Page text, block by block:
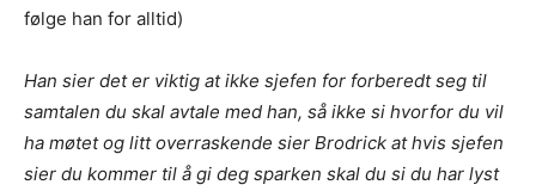
følge han for alltid)
Han sier det er viktig at ikke sjefen for forberedt seg til
samtalen du skal avtale med han, så ikke si hvorfor du vil
ha møtet og litt overraskende sier Brodrick at hvis sjefen
sier du kommer til å gi deg sparken skal du si du har lyst